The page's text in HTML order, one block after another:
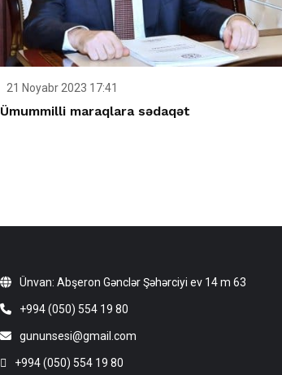
21 Noyabr 2023 17:41
Ümummilli maraqlara sədaqət
Ünvan: Abşeron Gənclər Şəhərciyi ev 14 m 63
+994 (050) 554 19 80
gununsesi@gmail.com
+994 (050) 554 19 80